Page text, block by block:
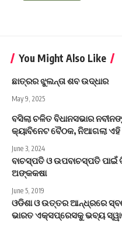
You Might Also Like
ଛାତ୍ରର ଝୁଲନ୍ତା ଶବ ଉଦ୍ଧାର
May 9, 2025
ବସିଲା ଚଳିତ ବିଧାନସଭାର
କ୍ୟାବିନେଟ ବୈଠକ, ନିଆଗଲା
June 3, 2024
ବାଚସ୍ପତି ଓ ଉପବାଚସ୍ପତି ପାଇଁ
ଅଙ୍କକଷା
June 5, 2019
ଓଡିଶା ଓ ଉତ୍ତର ଆନ୍ଧ୍ରରେ
ଭାରତ ଏକ୍ସପ୍ରେସକୁ ଭବ୍ୟ